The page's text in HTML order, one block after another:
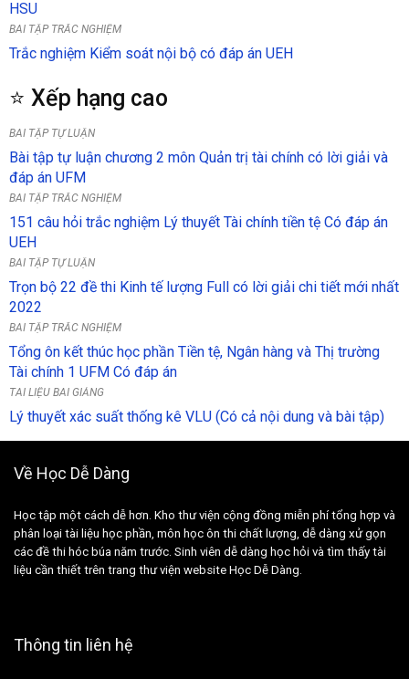
HSU
BÀI TẬP TRẮC NGHIỆM
Trắc nghiệm Kiểm soát nội bộ có đáp án UEH
⭐ Xếp hạng cao
BÀI TẬP TỰ LUẬN
Bài tập tự luận chương 2 môn Quản trị tài chính có lời giải và
đáp án UFM
BÀI TẬP TRẮC NGHIỆM
151 câu hỏi trắc nghiệm Lý thuyết Tài chính tiền tệ Có đáp án
UEH
BÀI TẬP TỰ LUẬN
Trọn bộ 22 đề thi Kinh tế lượng Full có lời giải chi tiết mới nhất
2022
BÀI TẬP TRẮC NGHIỆM
Tổng ôn kết thúc học phần Tiền tệ, Ngân hàng và Thị trường
Tài chính 1 UFM Có đáp án
TÀI LIỆU BÀI GIẢNG
Lý thuyết xác suất thống kê VLU (Có cả nội dung và bài tập)
Về Học Dễ Dàng
Học tập một cách dễ hơn. Kho thư viện cộng đồng miễn phí tổng hợp và
phân loại tài liệu học phần, môn học ôn thi chất lượng, dễ dàng xử gọn
các đề thi hóc búa năm trước. Sinh viên dễ dàng học hỏi và tìm thấy tài
liệu cần thiết trên trang thư viện website Học Dễ Dàng.
Thông tin liên hệ